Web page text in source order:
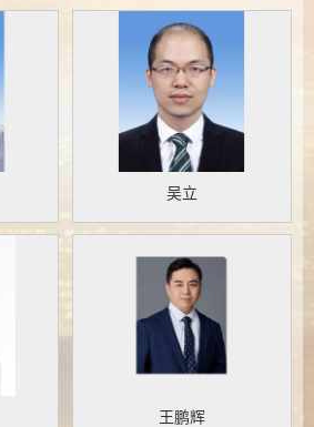
吴立
王鹏辉